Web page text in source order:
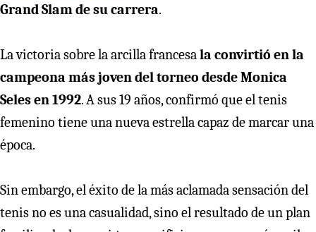
Grand Slam de su carrera.
La victoria sobre la arcilla francesala convirtió en la
campeona más joven del torneo desde Monica
Seles en 1992. A sus 19 años, confirmó que el tenis
femenino tiene una nueva estrella capaz de marcar una
época.
Sin embargo, el éxito de la más aclamada sensación del
tenis no es una casualidad, sino el resultado de un plan